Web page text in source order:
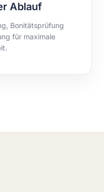
Ablauf
Bonitätsprüfung
für maximale